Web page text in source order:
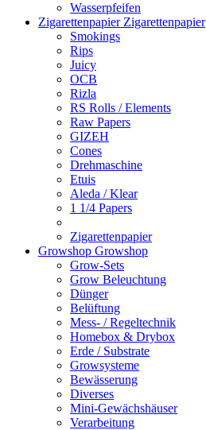
Wasserpfeifen
Zigarettenpapier Zigarettenpapier
Smokings
Rips
Juicy
OCB
Rizla
RS Rolls / Elements
Raw Papers
GIZEH
Cones
Drehmaschine
Etuis
Aleda / Klear
1 1/4 Papers
Zigarettenpapier
Growshop Growshop
Grow-Sets
Grow Beleuchtung
Dünger
Belüftung
Mess- / Regeltechnik
Homebox & Drybox
Erde / Substrate
Growsysteme
Bewässerung
Diverses
Mini-Gewächshäuser
Verarbeitung